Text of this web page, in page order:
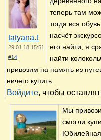
tatyana.t
29.01.18 15:51
#14
теперь там
тогда вся
насчёт
его найти, я
найти
привозим на память из
ничего купить.
Войдите, чтобы
Мы
смогли